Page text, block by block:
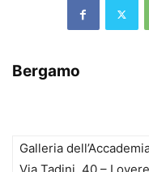
Bergamo
Galleria